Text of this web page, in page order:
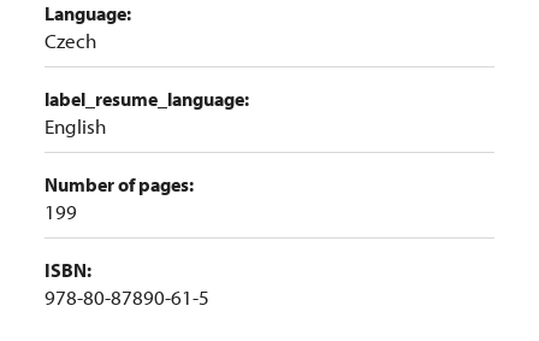
Language:
Czech
label_resume_language:
English
Number of pages:
199
ISBN:
978-80-87890-61-5